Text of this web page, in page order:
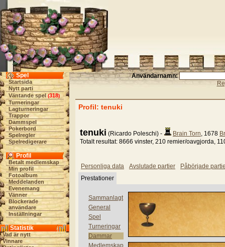
Spel
Startsida
Nytt parti
Väntande spel (318)
Turneringar
Lagturneringar
Trappor
Dammspel
Pokerbord
Spelregler
Spelredigerare
Profil
Betalt medlemskap
Min profil
Fotoalbum
Meddelanden
Evenemang
Vänner
Blockerade
användare
Inställningar
Statistik
Vad är nytt
Vinnare
Användarnamn:
Profil: tenuki
tenuki (Ricardo Poleschi) - Brain Torn, 1678
Totalt resultat: 8666 vinster, 210 remier/oavgjorda,
Personliga data Avslutade partier
Påbörjade
Prestationer
Sammanlagt
General
Spel
Turneringar
Dammar
Medlemskap